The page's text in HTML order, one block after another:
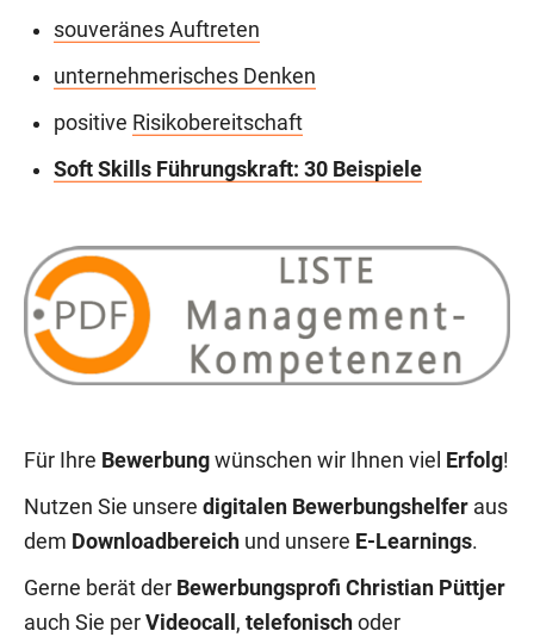
souveränes Auftreten
unternehmerisches Denken
positive Risikobereitschaft
Soft Skills Führungskraft: 30 Beispiele
Für Ihre Bewerbung wünschen wir Ihnen viel Erfolg!
Nutzen Sie unsere digitalen Bewerbungshelfer aus
dem Downloadbereich und unsere E-Learnings.
Gerne berät der Bewerbungsprofi Christian Püttjer
auch Sie per Videocall , telefonisch oder